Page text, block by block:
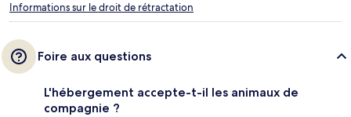
Informations sur le droit de rétractation
Foire aux questions
L'hébergement accepte-t-il les animaux de
compagnie ?